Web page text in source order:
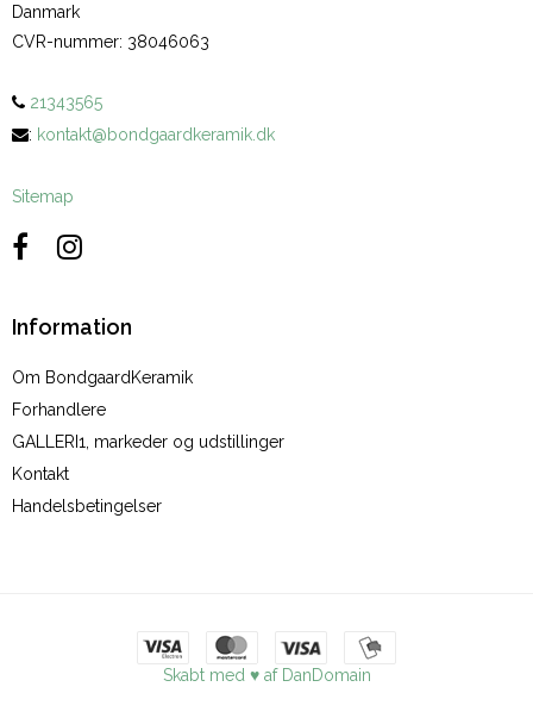
Danmark
CVR-nummer: 38046063
21343565
: kontakt@bondgaardkeramik.dk
Sitemap
Information
Om BondgaardKeramik
Forhandlere
GALLERI1, markeder og udstillinger
Kontakt
Handelsbetingelser
Skabt med ♥ af DanDomain